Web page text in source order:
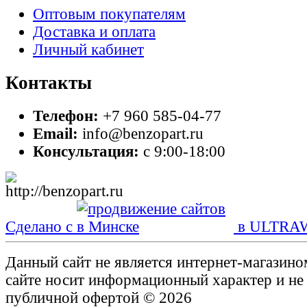
Оптовым покупателям
Доставка и оплата
Личный кабинет
Контакты
Телефон: +7 960 585-04-77
Email: info@benzopart.ru
Консультация: с 9:00-18:00
Сделано с в
Данный сайт не является интернет-
сайте носит информационный характер и не
публичной офертой © 2026